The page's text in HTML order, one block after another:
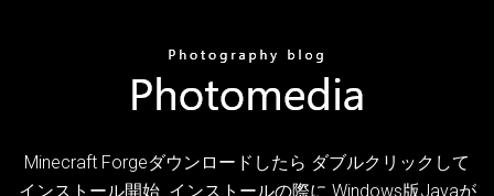
Minecraft Forgeダウンロードしたら ダブルクリックして
インストール開始. インストールの際に Windows版Javaが